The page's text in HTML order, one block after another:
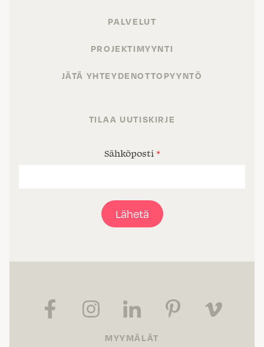
PALVELUT
PROJEKTIMYYNTI
JÄTÄ YHTEYDENOTTOPYYNTÖ
TILAA UUTISKIRJE
Sähköposti *
Lähetä
MYYMÄLÄT